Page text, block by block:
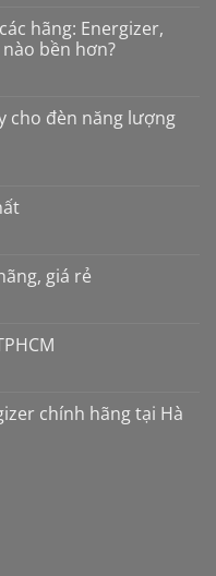
hãng: Energizer,
bền hơn?
cho đèn năng lượng
giá rẻ
chính hãng tại Hà